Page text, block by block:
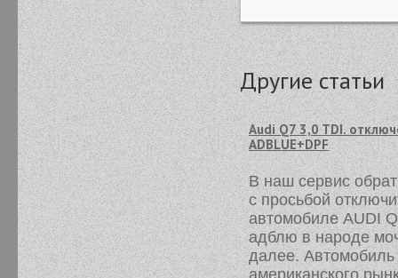
Другие статьи
Audi Q7 3,0 TDI.
ADBLUE+DPF
В наш сервис
с просьбой
автомобиле AUDI
адблю в народе
далее. Автомобиль
американского